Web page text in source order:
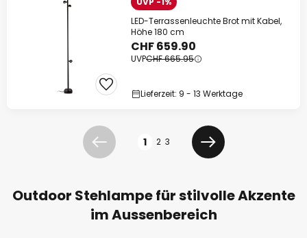
LED-Terrassenleuchte Brot mit Kabel,
Höhe 180 cm
CHF 659.90
UVPCHF 665.95
Lieferzeit: 9 - 13 Werktage
Zurück 1 2 3
Weiter
Outdoor Stehlampe für stilvolle Akzente
im Aussenbereich